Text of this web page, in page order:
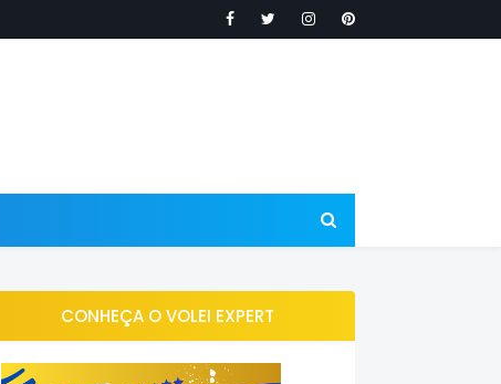
CONHEÇA O VOLEI EXPERT